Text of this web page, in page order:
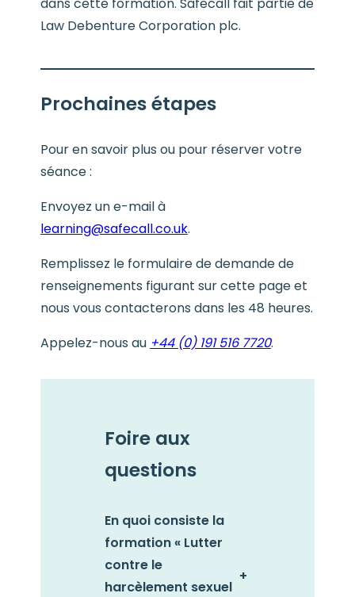
Law Debenture Corporation plc.
Prochaines étapes
Pour en savoir plus ou pour réserver votre
séance :
Envoyez un e-mail à
learning@safecall.co.uk.
Remplissez le formulaire de demande de
renseignements figurant sur cette page et
nous vous contacterons dans les 48 heures.
Appelez-nous au +44 (0) 191 516 7720.
Foire aux
questions
En quoi consiste la
formation « Lutter
contre le
harcèlement sexuel
+